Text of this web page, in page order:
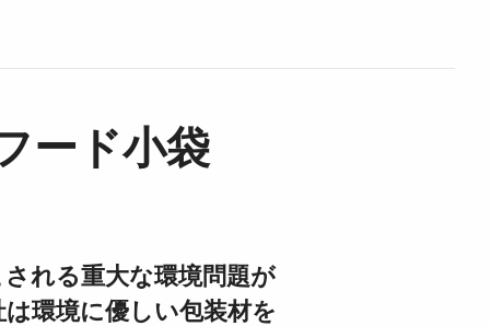
ード小袋
れる重大な環境問題が
環境に優しい包装材を